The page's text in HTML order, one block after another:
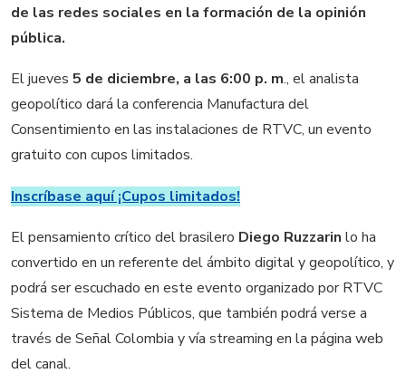
de las redes sociales en la formación de la opinión
pública.
El jueves 5 de diciembre, a las 6:00 p. m., el analista
geopolítico dará la conferencia Manufactura del
Consentimiento en las instalaciones de RTVC, un evento
gratuito con cupos limitados.
Inscríbase aquí ¡Cupos limitados!
El pensamiento crítico del brasilero Diego Ruzzarin lo ha
convertido en un referente del ámbito digital y geopolítico, y
podrá ser escuchado en este evento organizado por RTVC
Sistema de Medios Públicos, que también podrá verse a
través de Señal Colombia y vía streaming en la página web
del canal.